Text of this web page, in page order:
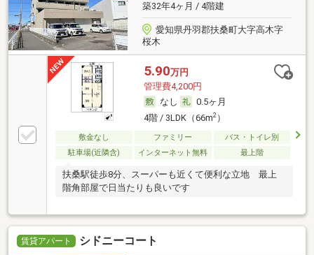
築32年4ヶ月 / 4階建
愛知県丹羽郡扶桑町大字高木字
桜木
5.90万円
管理費4,200円
なし
0.5ヶ月
4階 / 3LDK（66m2）
敷金なし ファミリー
バス・トイレ別
駐車場(近隣含)
インターネット無料 最上階
扶桑駅徒歩8分、スーパーも近くて便利な立地 最上
階角部屋で日当たりも良いです
賃貸アパート シドニーコート